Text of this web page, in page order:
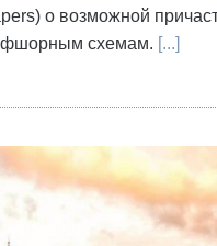
о возможной
схемам. [...]